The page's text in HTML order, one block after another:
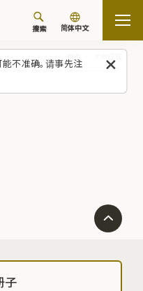
不准确。请事先注
搜索 简体中文
子